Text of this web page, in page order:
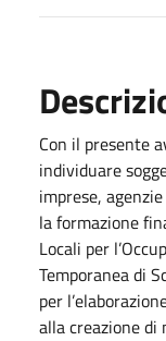
Con il presente
individuare
imprese,
la formazione
Locali per
Temporanea di
per
alla creazione di